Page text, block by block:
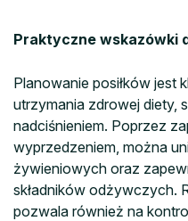
Praktyczne wskazówki
Planowanie posiłków jest
utrzymania zdrowej diety,
nadciśnieniem. Poprzez
wyprzedzeniem, można
żywieniowych oraz
składników odżywczych.
pozwala również na